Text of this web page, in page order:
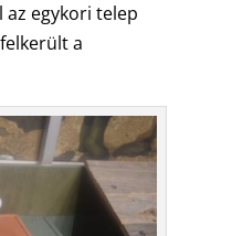
az egykori telep
a